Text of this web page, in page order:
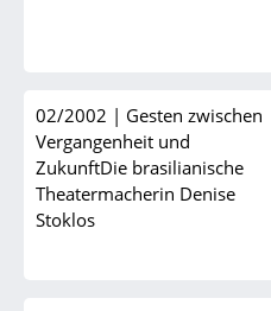
02/2002 | Gesten zwischen
Vergangenheit und
ZukunftDie brasilianische
Theatermacherin Denise
Stoklos